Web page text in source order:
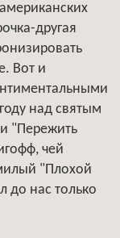
другая
Вот и
над святым
"Пережить
чей
"Плохой
до нас только